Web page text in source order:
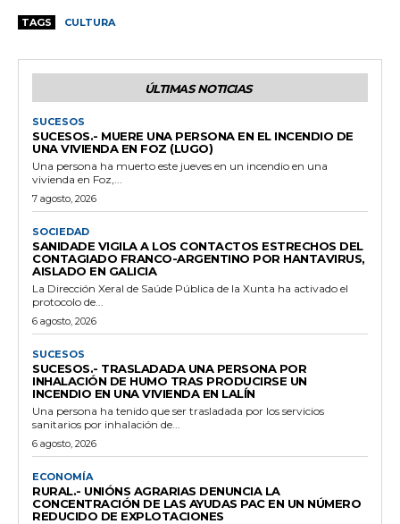
TAGS CULTURA
ÚLTIMAS NOTICIAS
SUCESOS
SUCESOS.- MUERE UNA PERSONA EN EL INCENDIO DE
UNA VIVIENDA EN FOZ (LUGO)
Una persona ha muerto este jueves en un incendio en una
vivienda en Foz,...
7 agosto, 2026
SOCIEDAD
SANIDADE VIGILA A LOS CONTACTOS ESTRECHOS DEL
CONTAGIADO FRANCO-ARGENTINO POR HANTAVIRUS,
AISLADO EN GALICIA
La Dirección Xeral de Saúde Pública de la Xunta ha activado el
protocolo de...
6 agosto, 2026
SUCESOS
SUCESOS.- TRASLADADA UNA PERSONA POR
INHALACIÓN DE HUMO TRAS PRODUCIRSE UN
INCENDIO EN UNA VIVIENDA EN LALÍN
Una persona ha tenido que ser trasladada por los servicios
sanitarios por inhalación de...
6 agosto, 2026
ECONOMÍA
RURAL.- UNIÓNS AGRARIAS DENUNCIA LA
CONCENTRACIÓN DE LAS AYUDAS PAC EN UN NÚMERO
REDUCIDO DE EXPLOTACIONES